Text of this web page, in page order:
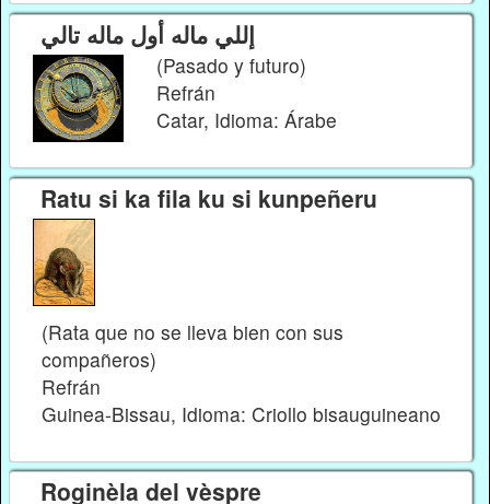
إللي ماله أول ماله تالي
(Pasado y futuro)
Refrán
Catar, Idioma: Árabe
Ratu si ka fila ku si kunpeñeru
(Rata que no se lleva bien con sus
compañeros)
Refrán
Guinea-Bissau, Idioma: Criollo bisauguineano
Roginèla del vèspre